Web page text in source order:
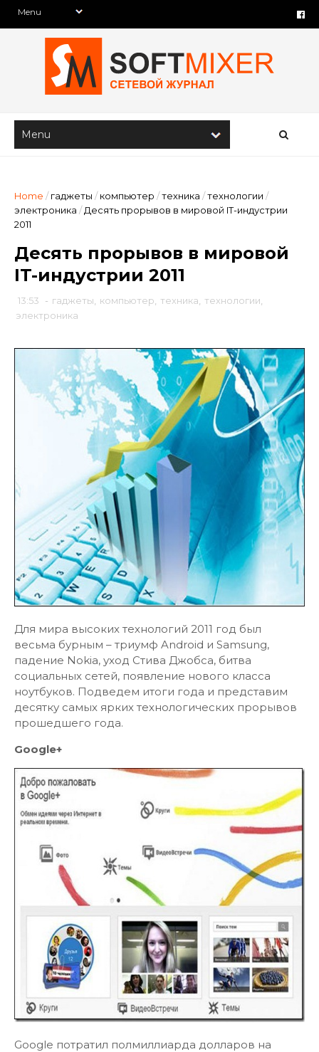
Home / гаджеты / компьютер /техника /технологии /
электроника / Десять прорывов в мировой IT-индустрии
2011
Десять прорывов в мировой
IT-индустрии 2011
13:53 - гаджеты компьютер техника технологии
электроника
Для мира высоких технологий 2011 год был
весьма бурным – триумф Android и Samsung,
падение Nokia, уход Стива Джобса, битва
социальных сетей, появление нового класса
ноутбуков. Подведем итоги года и представим
десятку самых ярких технологических прорывов
прошедшего года.
Google+
Google потратил полмиллиарда долларов на